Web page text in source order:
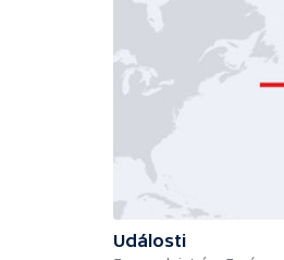
Události